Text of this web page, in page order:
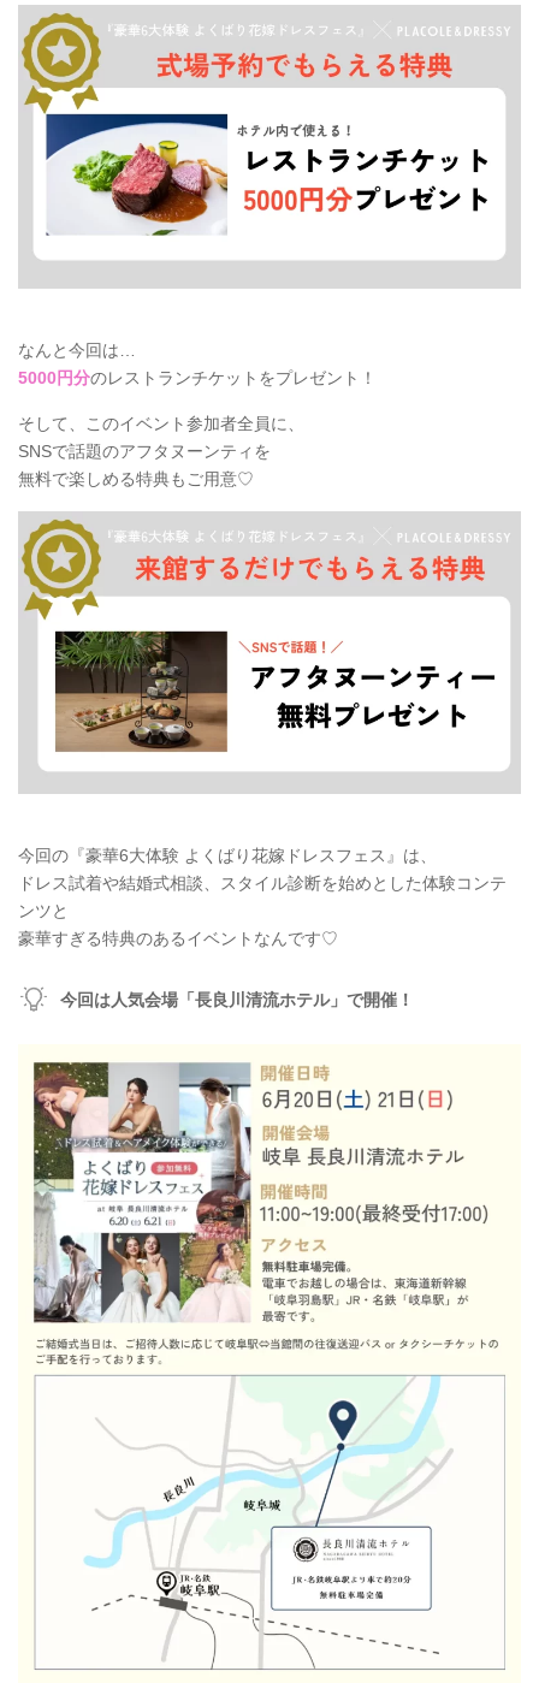
なんと今回は…
5000円分のレストランチケットをプレゼント！
そして、このイベント参加者全員に、
SNSで話題のアフタヌーンティを
無料で楽しめる特典もご用意♡
今回の『豪華6大体験 よくばり花嫁ドレスフェス』は、
ドレス試着や結婚式相談、スタイル診断を始めとした体験コンテ
ンツと
豪華すぎる特典のあるイベントなんです♡
今回は人気会場「長良川清流ホテル」で開催！